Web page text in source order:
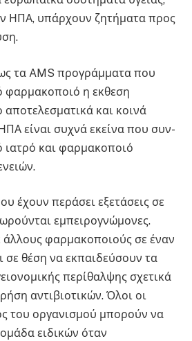
ΗΠΑ, υπάρχουν ζητήματα προς
τα AMS προγράμματα που
φαρμακοποιό η εκθεση
αποτελεσματικά και κοινά
είναι συχνά εκείνα που συν-
ιατρό και φαρμακοποιό
έχουν περάσει εξετάσεις σε
εμπειρογνώμονες.
άλλους φαρμακοποιούς σε έναν
σε θέση να εκπαιδεύσουν τα
περίθαλψης σχετικά
αντιβιοτικών. Όλοι οι
του οργανισμού μπορούν να
ειδικών όταν